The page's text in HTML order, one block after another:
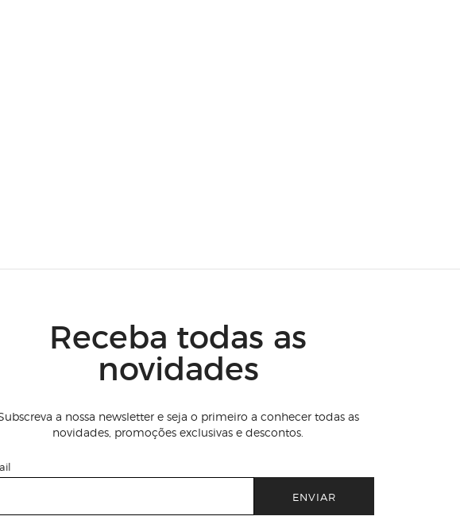
Receba todas as
novidades
a nossa newsletter e seja o primeiro a conhecer todas as
novidades, promoções exclusivas e descontos.
ENVIAR